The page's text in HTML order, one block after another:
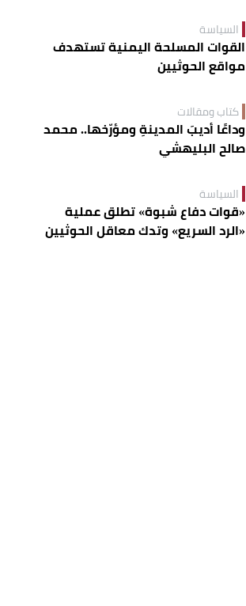
السياسة
القوات المسلحة اليمنية تستهدف
مواقع الحوثيين
كتاب ومقالات
وداعًا أديبَ المدينةِ ومؤرّخها.. محمد
صالح البليهشي
السياسة
«قوات دفاع شبوة» تطلق عملية
«الرد السريع» وتدك معاقل الحوثيين